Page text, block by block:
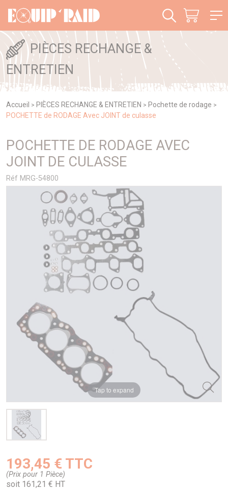
PIÈCES RECHANGE &
ENTRETIEN
Accueil > PIÈCES RECHANGE & ENTRETIEN > Pochette de rodage >
POCHETTE de RODAGE Avec JOINT de culasse
POCHETTE DE RODAGE AVEC
JOINT DE CULASSE
Réf MRG-54800
Tap to expand
193,45 € TTC
(Prix pour 1 Pièce)
soit 161,21 € HT
Panneau de gestion des cookies